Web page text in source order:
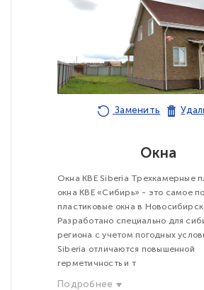
Заменить
Окна
Окна KBE Siberia Трехкамерные
окна KBE «Сибирь» - это самое
пластиковые окна в
Разработано специально для
региона с учетом погодных
Siberia отличаются повышенной
герметичность и т
Подробнее